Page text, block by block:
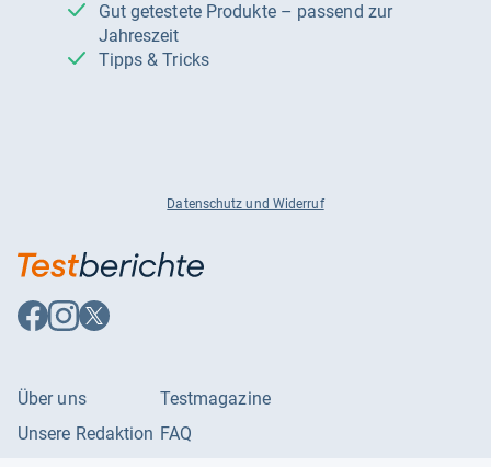
Gut getestete Produkte – passend zur
Jahreszeit
Tipps & Tricks
Datenschutz und Widerruf
Auf
Facebook
Auf
Instagram
Auf
X
Über uns
Unsere Redaktion
Testmagazine
FAQ